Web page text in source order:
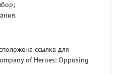
ссылка для
of Heroes: Opposing